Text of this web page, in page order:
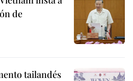
de
tailandés